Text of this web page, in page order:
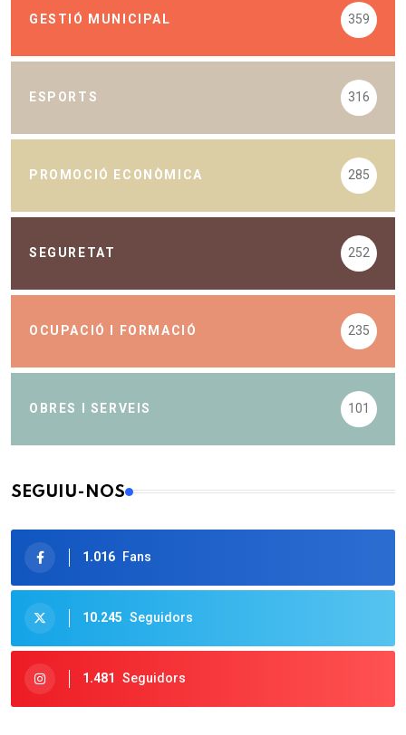
GESTIÓ MUNICIPAL 359
ESPORTS 316
PROMOCIÓ ECONÒMICA 285
SEGURETAT 252
OCUPACIÓ I FORMACIÓ 235
OBRES I SERVEIS 101
SEGUIU-NOS
1.016 Fans
10.245 Seguidors
1.481 Seguidors